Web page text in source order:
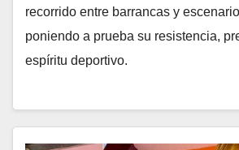
recorrido entre barrancas y
poniendo a prueba su resistencia,
espíritu deportivo.